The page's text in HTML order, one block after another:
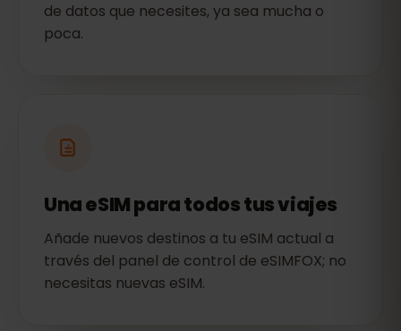
de datos que necesites, ya sea mucha o
poca.
Una eSIM para todos tus viajes
Añade nuevos destinos a tu eSIM actual a
través del panel de control de eSIMFOX; no
necesitas nuevas eSIM.